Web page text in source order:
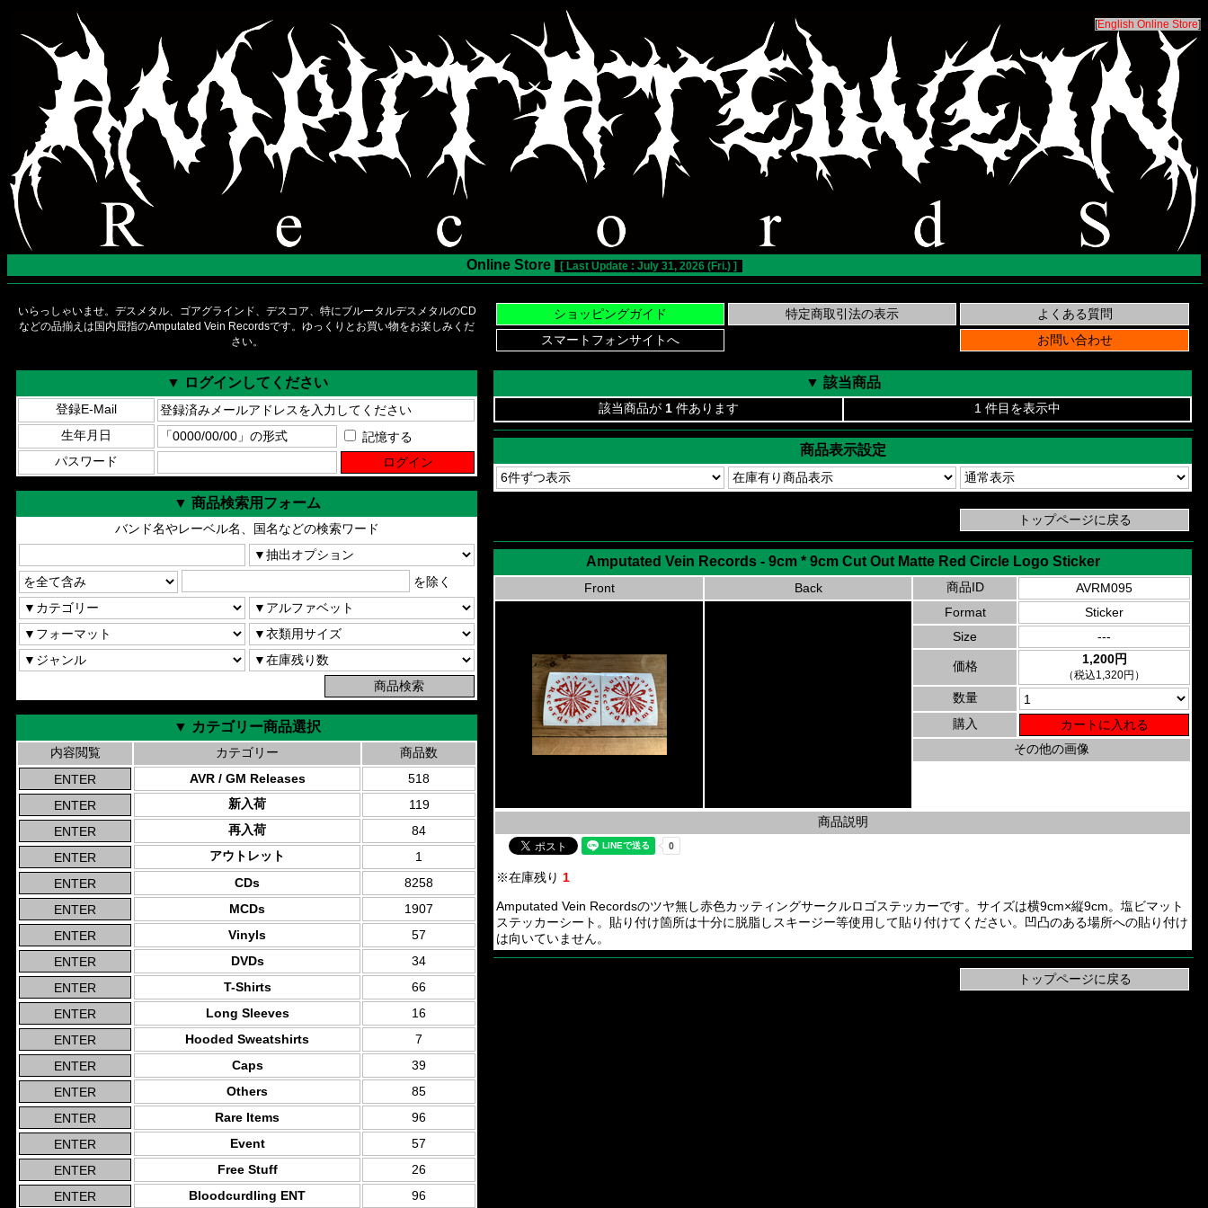
[English Online Store]
Online Store [ Last Update : July 31, 2026 (Fri.) ]
いらっしゃいませ。デスメタル、ゴアグラインド、デスコア、特にブルータルデスメタルのCD
などの品揃えは国内屈指のAmputated Vein Recordsです。ゆっくりとお買い物をお楽しみくだ
さい。
▼ ログインしてください
登録E-Mail
生年月日
記憶する
パスワード
▼ 商品検索用フォーム
バンド名やレーベル名、国名などの検索ワード
を除く
▼ カテゴリー商品選択
内容閲覧 カテゴリー
商品数
AVR / GM Releases
518
新入荷
119
再入荷
84
アウトレット
1
CDs
8258
MCDs
1907
Vinyls
57
DVDs
34
T-Shirts
66
Long Sleeves
16
Hooded Sweatshirts
7
Caps
39
Others
85
Rare Items
96
Event
57
Free Stuff
26
Bloodcurdling ENT
96
▼ 該当商品
該当商品が 1 件あります 1 件目を表示中
商品表示設定
Amputated Vein Records - 9cm * 9cm Cut Out Matte Red Circle Logo Sticker
Front Back 商品ID
AVRM095
Format
Sticker
Size
---
価格 1,200円
（税込1,320円）
数量
購入
その他の画像
商品説明
※在庫残り 1
Amputated Vein Recordsのツヤ無し赤色カッティングサークルロゴステッカーです。サイズは横9cm×縦9cm。塩ビマット
ステッカーシート。貼り付け箇所は十分に脱脂しスキージー等使用して貼り付けてください。凹凸のある場所への貼り付け
は向いていません。